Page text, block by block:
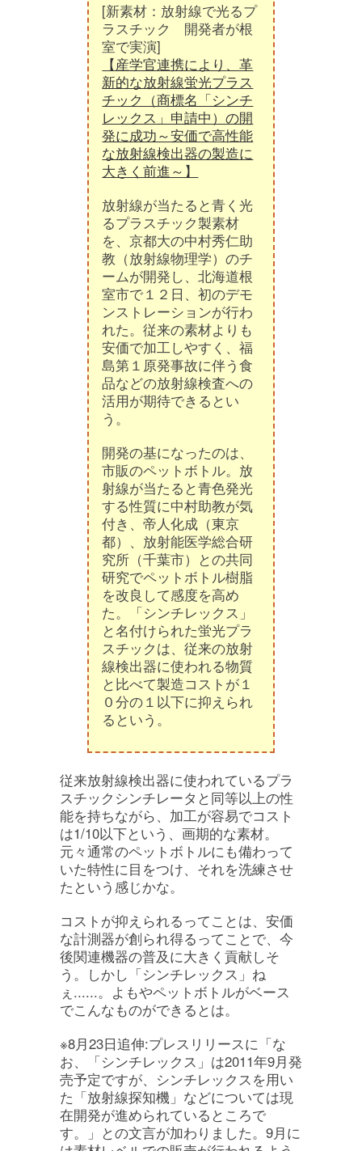
[新素材：放射線で光るプ
ラスチック 開発者が根
室で実演]
【産学官連携により、革
新的な放射線蛍光プラス
チック（商標名「シンチ
レックス」申請中）の開
発に成功～安価で高性能
な放射線検出器の製造に
大きく前進～】
放射線が当たると青く光
るプラスチック製素材
を、京都大の中村秀仁助
教（放射線物理学）のチ
ームが開発し、北海道根
室市で１２日、初のデモ
ンストレーションが行わ
れた。従来の素材よりも
安価で加工しやすく、福
島第１原発事故に伴う食
品などの放射線検査への
活用が期待できるとい
う。
開発の基になったのは、
市販のペットボトル。放
射線が当たると青色発光
する性質に中村助教が気
付き、帝人化成（東京
都）、放射能医学総合研
究所（千葉市）との共同
研究でペットボトル樹脂
を改良して感度を高め
た。「シンチレックス」
と名付けられた蛍光プラ
スチックは、従来の放射
線検出器に使われる物質
と比べて製造コストが１
０分の１以下に抑えられ
るという。
従来放射線検出器に使われているプラ
スチックシンチレータと同等以上の性
能を持ちながら、加工が容易でコスト
は1/10以下という、画期的な素材。
元々通常のペットボトルにも備わって
いた特性に目をつけ、それを洗練させ
たという感じかな。
コストが抑えられるってことは、安価
な計測器が創られ得るってことで、今
後関連機器の普及に大きく貢献しそ
う。しかし「シンチレックス」ね
ぇ......。よもやペットボトルがベース
でこんなものができるとは。
※8月23日追伸:プレスリリースに「な
お、「シンチレックス」は2011年9月発
売予定ですが、シンチレックスを用い
た「放射線探知機」などについては現
在開発が進められているところで
す。」との文言が加わりました。9月に